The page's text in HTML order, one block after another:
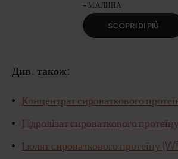
- МАЛИНА
SCOPRI DI PIÙ
Див. також:
Концентрат сироваткового
Гідролізат сироваткового
Ізолят сироваткового протеїну